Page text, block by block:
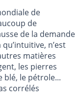
de
de
de la demande
n’est
matières
les pierres
blé, le pétrole...
corrélés